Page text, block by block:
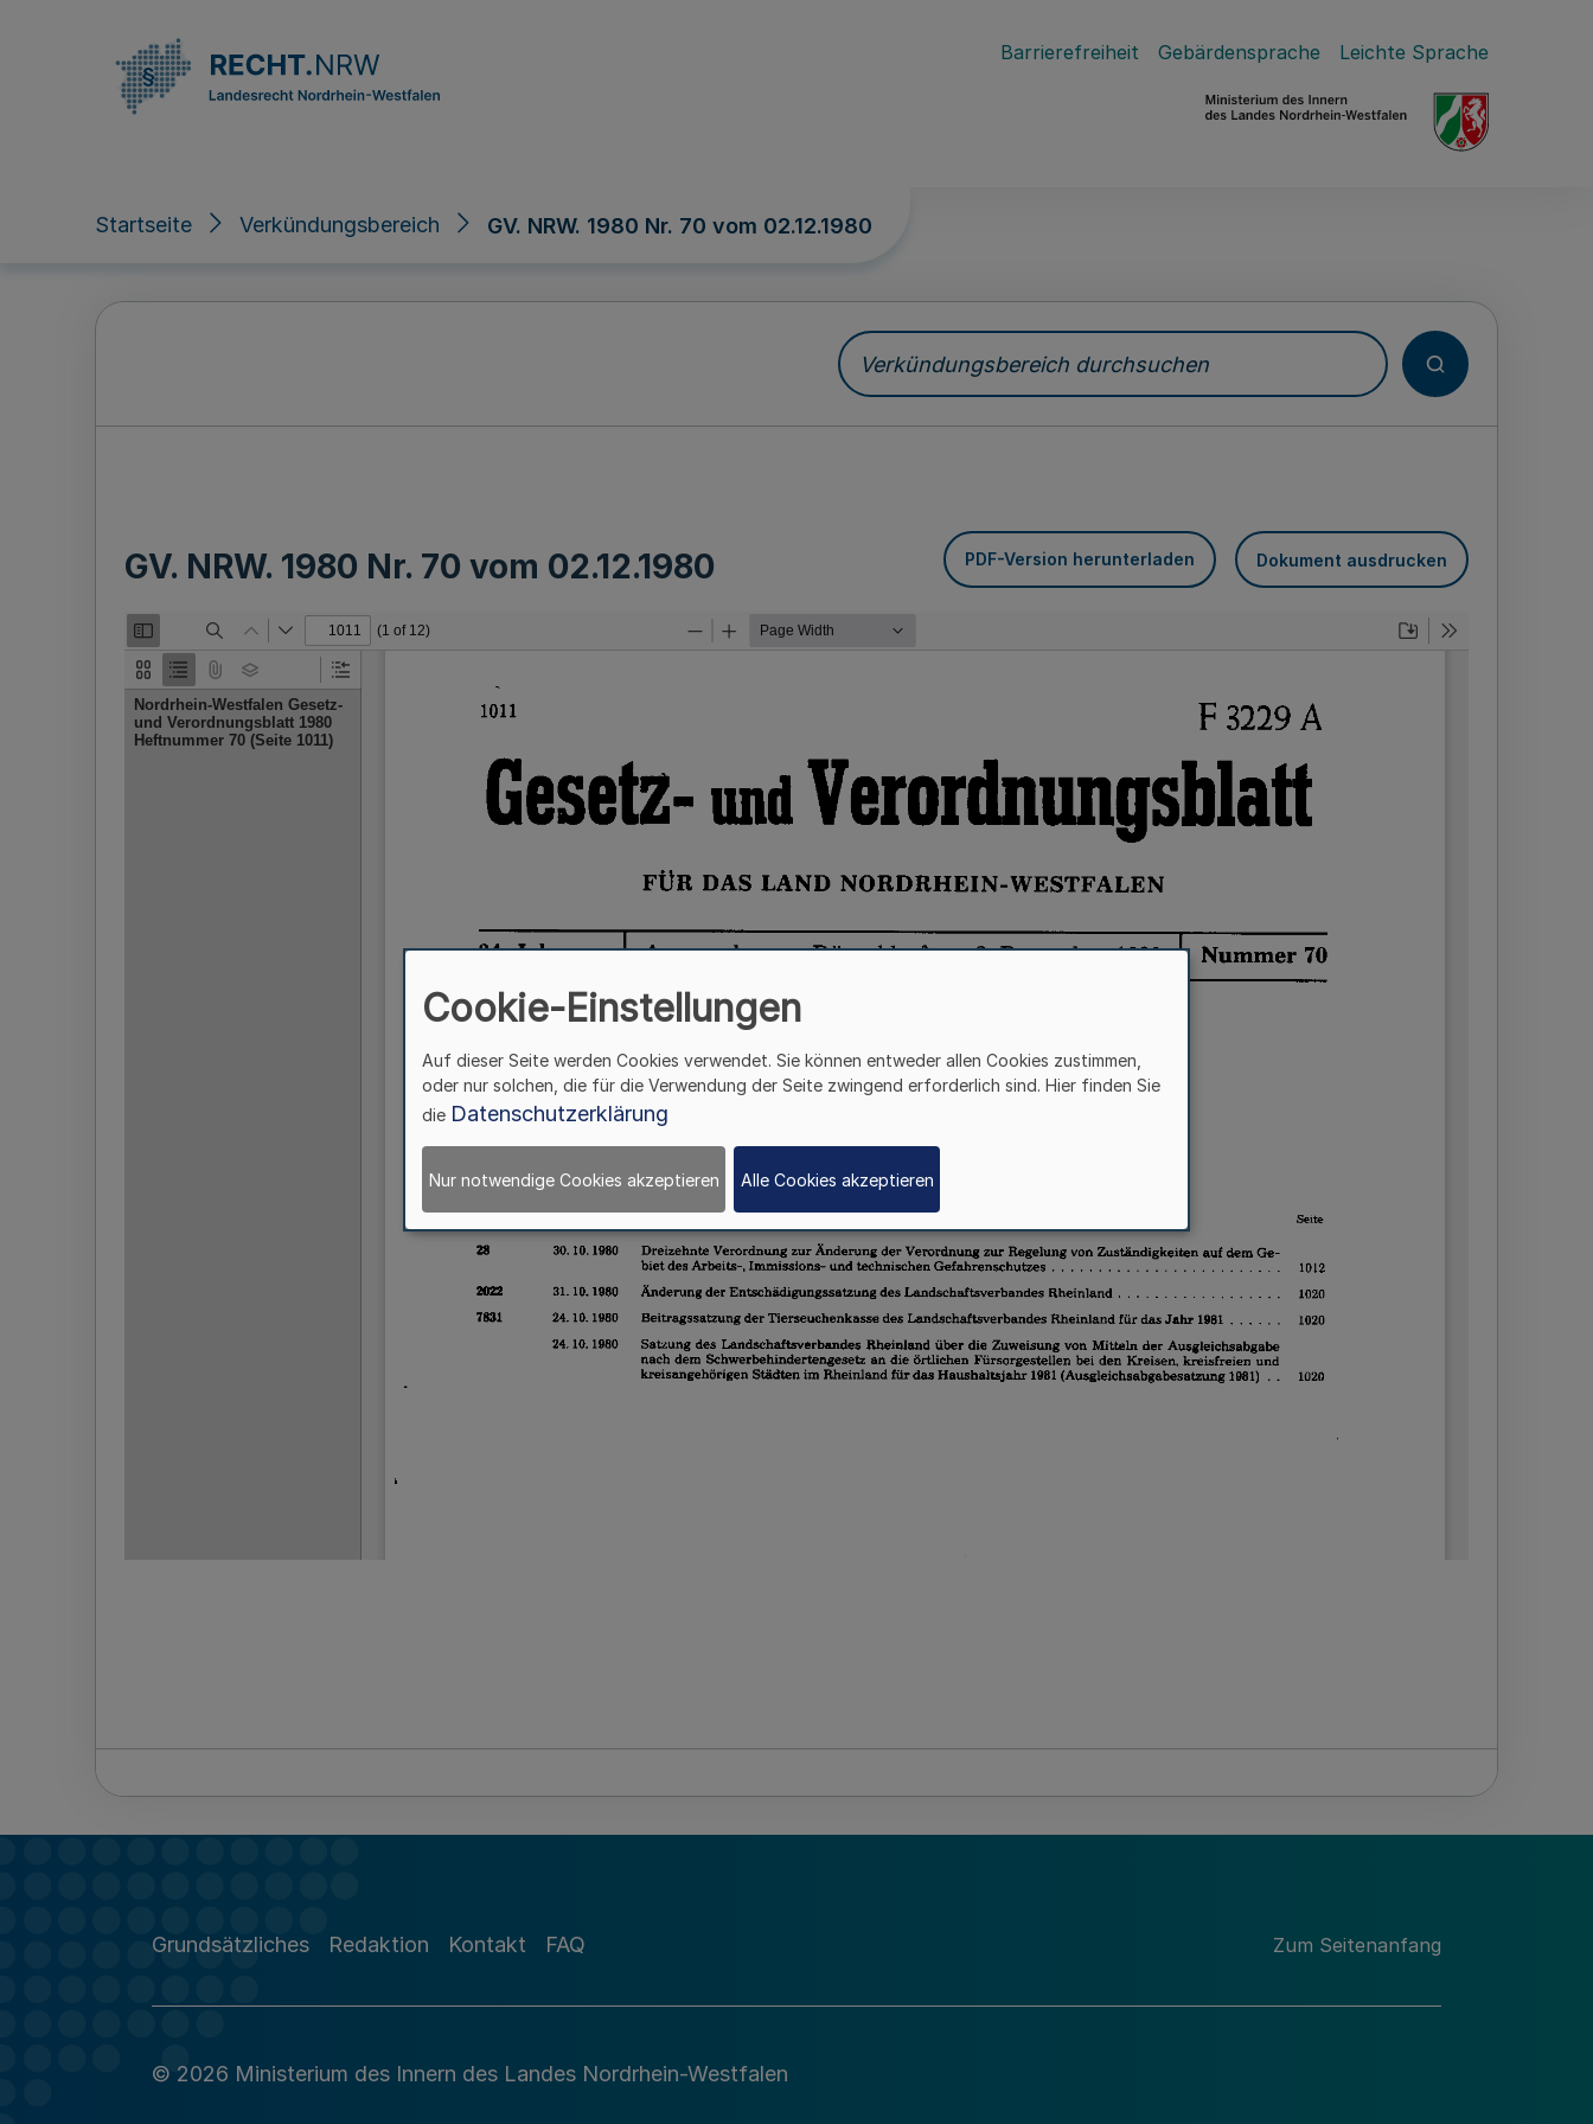
Barrierefreiheit Gebärdensprache Leichte Sprache
Startseite Verkündungsbereich GV. NRW. 1980 Nr. 70 vom 02.12.1980
Verkündungsbereich durchsuchen
GV. NRW. 1980 Nr. 70 vom 02.12.1980 PDF-Version herunterladen Dokument ausdrucken
Grundsätzliches Redaktion Kontakt FAQ Zum Seitenanfang
© 2026 Ministerium des Innern des Landes Nordrhein-Westfalen
Cookie-Einstellungen
Auf dieser Seite werden Cookies verwendet. Sie können entweder allen Cookies zustimmen,
oder nur solchen, die für die Verwendung der Seite zwingend erforderlich sind. Hier finden Sie
die Datenschutzerklärung
Nur notwendige Cookies akzeptieren Alle Cookies akzeptieren